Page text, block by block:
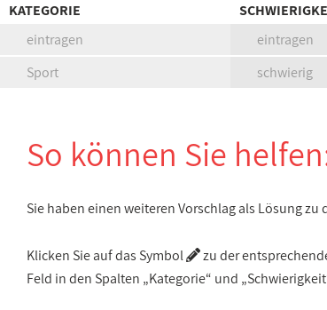
KATEGORIE
eintragen
eintragen
Sport
schwierig
So können Sie
Sie haben einen weiteren Vorschlag als Lösung zu
Klicken Sie auf das Symbol
zu der
Feld in den Spalten „Kategorie“ und